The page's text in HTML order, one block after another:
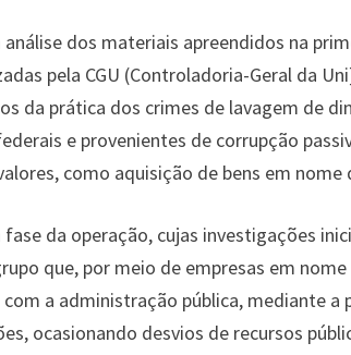
análise dos materiais apreendidos na
pela CGU (Controladoria-Geral da
da prática dos crimes de lavagem de
e provenientes de corrupção
como aquisição de bens em nome
fase da operação, cujas investigações
que, por meio de empresas em
a administração pública, mediante a
ocasionando desvios de recursos